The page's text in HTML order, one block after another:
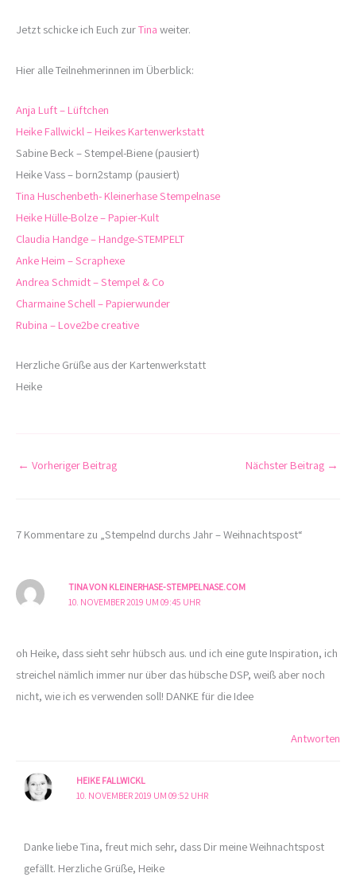
Jetzt schicke ich Euch zurTina weiter.
Hier alle Teilnehmerinnen im Überblick:
Anja Luft – Lüftchen
Heike Fallwickl – Heikes Kartenwerkstatt
Sabine Beck – Stempel-Biene (pausiert)
Heike Vass – born2stamp (pausiert)
Tina Huschenbeth- Kleinerhase Stempelnase
Heike Hülle-Bolze – Papier-Kult
Claudia Handge – Handge-STEMPELT
Anke Heim – Scraphexe
Andrea Schmidt – Stempel & Co
Charmaine Schell – Papierwunder
Rubina – Love2be creative
Herzliche Grüße aus der Kartenwerkstatt
Heike
← Vorheriger Beitrag Nächster Beitrag →
7 Kommentare zu „Stempelnd durchs Jahr – Weihnachtspost“
TINA VON KLEINERHASE-STEMPELNASE.COM
10. NOVEMBER 2019 UM 09:45 UHR
oh Heike, dass sieht sehr hübsch aus. und ich eine gute Inspiration, ich
streichel nämlich immer nur über das hübsche DSP, weiß aber noch
nicht, wie ich es verwenden soll! DANKE für die Idee
Antworten
HEIKE FALLWICKL
10. NOVEMBER 2019 UM 09:52 UHR
Danke liebe Tina, freut mich sehr, dass Dir meine Weihnachtspost
gefällt. Herzliche Grüße, Heike